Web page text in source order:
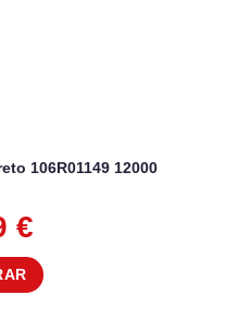
106R01149 12000
€